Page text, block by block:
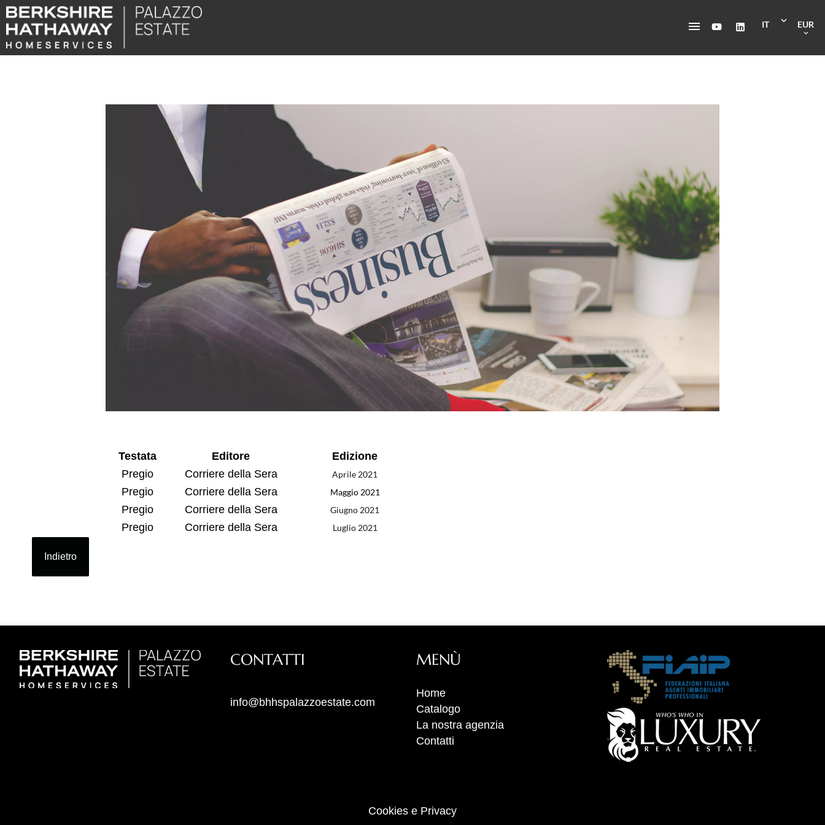
IT EUR
Testata Editore
Edizione
Pregio
Corriere della Sera Aprile 2021
Pregio Corriere della Sera Maggio 2021
Pregio Corriere della Sera Giugno 2021
Pregio Corriere della Sera Luglio 2021
Indietro
CONTATTI
info@bhhspalazzoestate.com
MENÙ
Home
Catalogo
La nostra agenzia
Contatti
Cookies e Privacy